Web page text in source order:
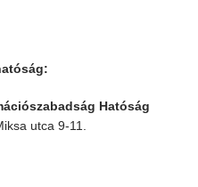
Hatóság
utca 9-11.